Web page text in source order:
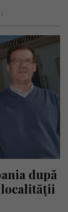
după